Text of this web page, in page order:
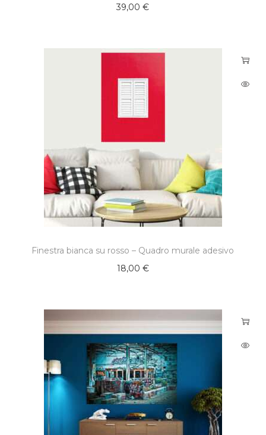
39,00€
Finestra bianca su rosso – Quadro murale adesivo
18,00 €